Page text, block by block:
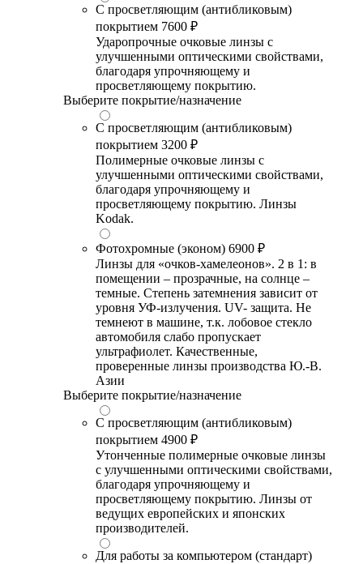
С просветляющим (антибликовым)
покрытием 7600 ₽
Ударопрочные очковые линзы с
улучшенными оптическими свойствами,
благодаря упрочняющему и
просветляющему покрытию.
Выберите покрытие/назначение
С просветляющим (антибликовым)
покрытием 3200 ₽
Полимерные очковые линзы с
улучшенными оптическими свойствами,
благодаря упрочняющему и
просветляющему покрытию. Линзы
Kodak.
Фотохромные (эконом) 6900 ₽
Линзы для «очков-хамелеонов». 2 в 1: в
помещении – прозрачные, на солнце –
темные. Степень затемнения зависит от
уровня УФ-излучения. UV- защита. Не
темнеют в машине, т.к. лобовое стекло
автомобиля слабо пропускает
ультрафиолет. Качественные,
проверенные линзы производства Ю.-В.
Азии
Выберите покрытие/назначение
С просветляющим (антибликовым)
покрытием 4900 ₽
Утонченные полимерные очковые линзы
с улучшенными оптическими свойствами,
благодаря упрочняющему и
просветляющему покрытию. Линзы от
ведущих европейских и японских
производителей.
Для работы за компьютером (стандарт)